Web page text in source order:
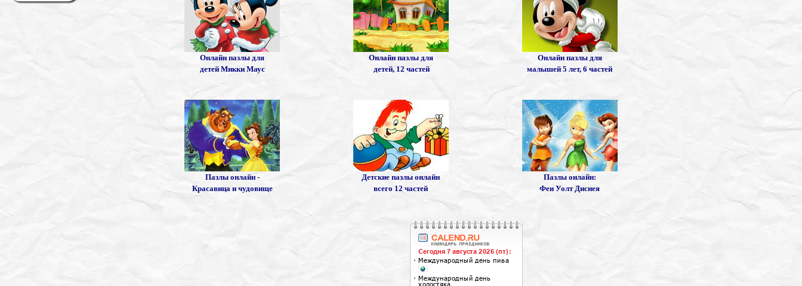
Онлайн пазлы для
детей Микки Маус
Онлайн пазлы для
детей, 12 частей
Онлайн пазлы для
малышей 5 лет, 6 частей
Пазлы онлайн -
Красавица и чудовище
Детские пазлы онлайн
всего 12 частей
Пазлы онлайн:
Феи Уолт Диснея